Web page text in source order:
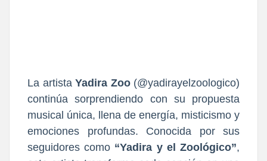
La artista Yadira Zoo(@yadirayelzoologico)
continúa sorprendiendo con su propuesta
musical única, llena de energía, misticismo y
emociones profundas. Conocida por sus
seguidores como “Yadira y el Zoológico”,